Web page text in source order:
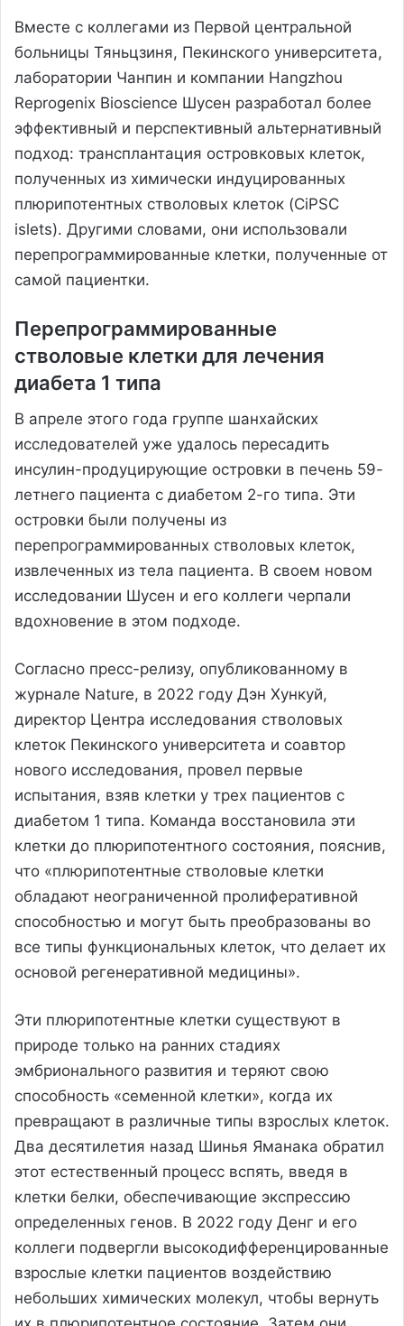
Вместе с коллегами из Первой центральной
больницы Тяньцзиня, Пекинского университета,
лаборатории Чанпин и компании Hangzhou
Reprogenix Bioscience Шусен разработал более
эффективный и перспективный альтернативный
подход: трансплантация островковых клеток,
полученных из химически индуцированных
плюрипотентных стволовых клеток (CiPSC
islets). Другими словами, они использовали
перепрограммированные клетки, полученные от
самой пациентки.
Перепрограммированные
стволовые клетки для лечения
диабета 1 типа
В апреле этого года группе шанхайских
исследователей уже удалось пересадить
инсулин-продуцирующие островки в печень 59-
летнего пациента с диабетом 2-го типа. Эти
островки были получены из
перепрограммированных стволовых клеток,
извлеченных из тела пациента. В своем новом
исследовании Шусен и его коллеги черпали
вдохновение в этом подходе.
Согласно пресс-релизу, опубликованному в
журнале Nature, в 2022 году Дэн Хункуй,
директор Центра исследования стволовых
клеток Пекинского университета и соавтор
нового исследования, провел первые
испытания, взяв клетки у трех пациентов с
диабетом 1 типа. Команда восстановила эти
клетки до плюрипотентного состояния, пояснив,
что «плюрипотентные стволовые клетки
обладают неограниченной пролиферативной
способностью и могут быть преобразованы во
все типы функциональных клеток, что делает их
основой регенеративной медицины».
Эти плюрипотентные клетки существуют в
природе только на ранних стадиях
эмбрионального развития и теряют свою
способность «семенной клетки», когда их
превращают в различные типы взрослых клеток.
Два десятилетия назад Шинья Яманака обратил
этот естественный процесс вспять, введя в
клетки белки, обеспечивающие экспрессию
определенных генов. В 2022 году Денг и его
коллеги подвергли высокодифференцированные
взрослые клетки пациентов воздействию
небольших химических молекул, чтобы вернуть